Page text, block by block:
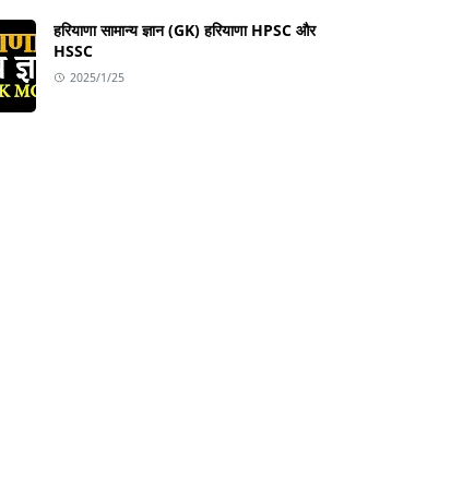
हरियाणा सामान्य ज्ञान (GK) हरियाणा HPSC और
HSSC
2025/1/25